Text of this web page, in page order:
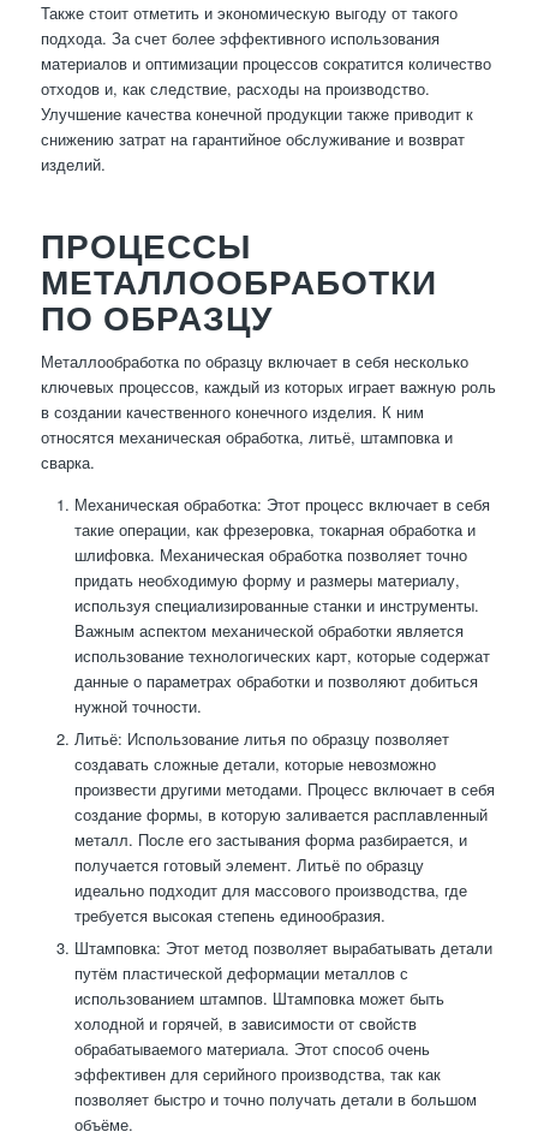
Также стоит отметить и экономическую выгоду от такого
подхода. За счет более эффективного использования
материалов и оптимизации процессов сократится количество
отходов и, как следствие, расходы на производство.
Улучшение качества конечной продукции также приводит к
снижению затрат на гарантийное обслуживание и возврат
изделий.
ПРОЦЕССЫ
МЕТАЛЛООБРАБОТКИ
ПО ОБРАЗЦУ
Металлообработка по образцу включает в себя несколько
ключевых процессов, каждый из которых играет важную роль
в создании качественного конечного изделия. К ним
относятся механическая обработка, литьё, штамповка и
сварка.
Механическая обработка: Этот процесс включает в себя
такие операции, как фрезеровка, токарная обработка и
шлифовка. Механическая обработка позволяет точно
придать необходимую форму и размеры материалу,
используя специализированные станки и инструменты.
Важным аспектом механической обработки является
использование технологических карт, которые содержат
данные о параметрах обработки и позволяют добиться
нужной точности.
Литьё: Использование литья по образцу позволяет
создавать сложные детали, которые невозможно
произвести другими методами. Процесс включает в себя
создание формы, в которую заливается расплавленный
металл. После его застывания форма разбирается, и
получается готовый элемент. Литьё по образцу
идеально подходит для массового производства, где
требуется высокая степень единообразия.
Штамповка: Этот метод позволяет вырабатывать детали
путём пластической деформации металлов с
использованием штампов. Штамповка может быть
холодной и горячей, в зависимости от свойств
обрабатываемого материала. Этот способ очень
эффективен для серийного производства, так как
позволяет быстро и точно получать детали в большом
объёме.